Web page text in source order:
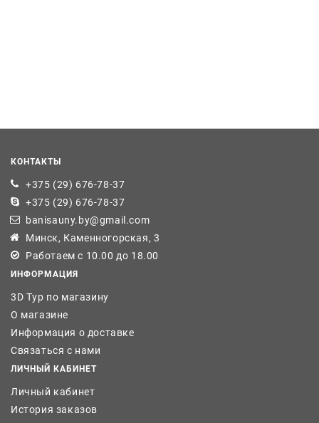
КОНТАКТЫ
+375 (29) 676-78-37
+375 (29) 676-78-37
banisauny.by@gmail.com
Минск, Каменногорская, 3
Работаем с 10.00 до 18.00
ИНФОРМАЦИЯ
3D Тур по магазину
О магазине
Информация о доставке
Связаться с нами
ЛИЧНЫЙ КАБИНЕТ
Личный кабинет
История заказов